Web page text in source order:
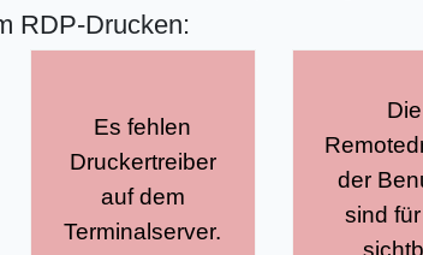
RDP-Drucken:
Es fehlen
Druckertreiber
auf dem
Terminalserver.
Die
der
sind
regelt